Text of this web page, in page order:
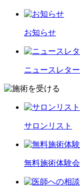
お知らせ
ニュースレター
サロンリスト
無料施術体験会